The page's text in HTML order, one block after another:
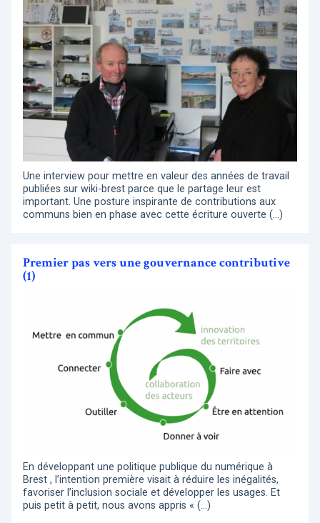
Une interview pour mettre en valeur des années de travail
publiées sur wiki-brest parce que le partage leur est
important. Une posture inspirante de contributions aux
communs bien en phase avec cette écriture ouverte (…)
Premier pas vers une gouvernance contributive
(1)
En développant une politique publique du numérique à
Brest , l’intention première visait à réduire les inégalités,
favoriser l’inclusion sociale et développer les usages. Et
puis petit à petit, nous avons appris « (…)